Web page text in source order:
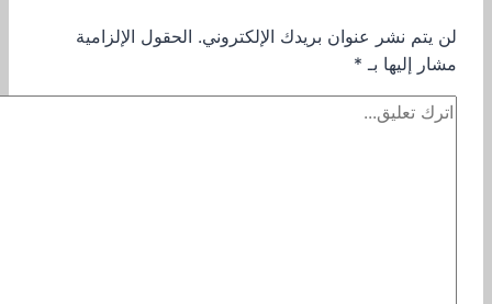
لن يتم نشر عنوان بريدك الإلكتروني. الحقول الإلزامية
مشار إليها بـ *